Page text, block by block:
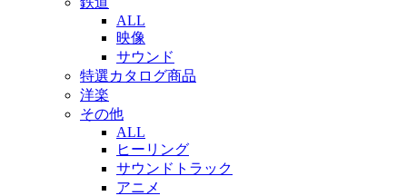
ALL
映像
サウンド
特選カタログ商品
洋楽
その他
ALL
ヒーリング
サウンドトラック
アニメ